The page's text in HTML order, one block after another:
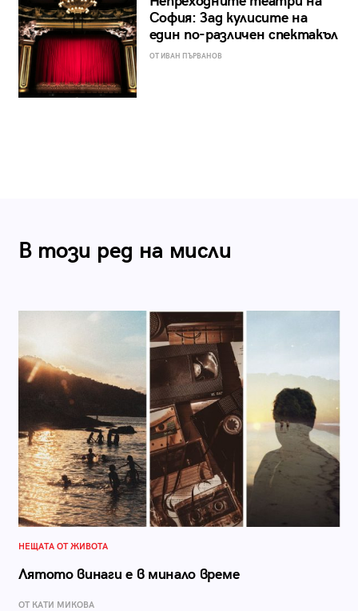
София: Зад кулисите на
един по-различен спектакъл
ОТ ИВАН ПЪРВАНОВ
В този ред на мисли
НЕЩАТА ОТ ЖИВОТА
Лятото винаги е в минало време
ОТ КАТИ МИКОВА